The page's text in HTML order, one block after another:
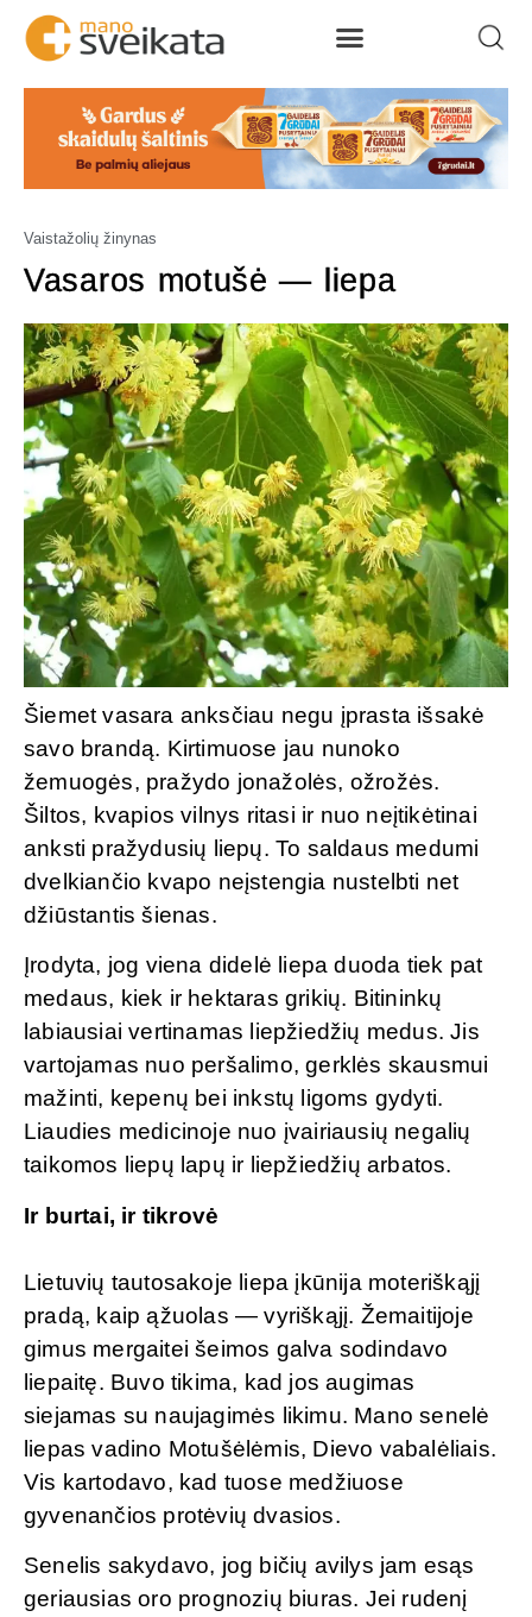
Vaistažolių žinynas
Vasaros motušė — liepa
Šiemet vasara anksčiau negu įprasta išsakė
savo brandą. Kirtimuose jau nunoko
žemuogės, pražydo jonažolės, ožrožės.
Šiltos, kvapios vilnys ritasi ir nuo neįtikėtinai
anksti pražydusių liepų. To saldaus medumi
dvelkiančio kvapo neįstengia nustelbti net
džiūstantis šienas.
Įrodyta, jog viena didelė liepa duoda tiek pat
medaus, kiek ir hektaras grikių. Bitininkų
labiausiai vertinamas liepžiedžių medus. Jis
vartojamas nuo peršalimo, gerklės skausmui
mažinti, kepenų bei inkstų ligoms gydyti.
Liaudies medicinoje nuo įvairiausių negalių
taikomos liepų lapų ir liepžiedžių arbatos.
Ir burtai, ir tikrovė
Lietuvių tautosakoje liepa įkūnija moteriškąjį
pradą, kaip ąžuolas — vyriškąjį. Žemaitijoje
gimus mergaitei šeimos galva sodindavo
liepaitę. Buvo tikima, kad jos augimas
siejamas su naujagimės likimu. Mano senelė
liepas vadino Motušėlėmis, Dievo vabalėliais.
Vis kartodavo, kad tuose medžiuose
gyvenančios protėvių dvasios.
Senelis sakydavo, jog bičių avilys jam esąs
geriausias oro prognozių biuras. Jei rudenį